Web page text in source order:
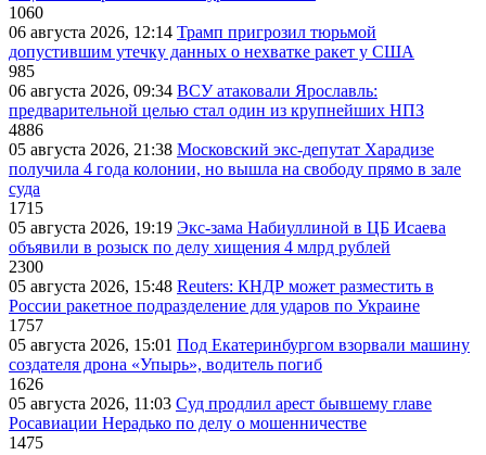
1060
06 августа 2026, 12:14 Трамп пригрозил тюрьмой
допустившим утечку данных о нехватке ракет у США
985
06 августа 2026, 09:34 ВСУ атаковали Ярославль:
предварительной целью стал один из крупнейших НПЗ
4886
05 августа 2026, 21:38 Московский экс-депутат Харадизе
получила 4 года колонии, но вышла на свободу прямо в зале
суда
1715
05 августа 2026, 19:19 Экс-зама Набиуллиной в ЦБ Исаева
объявили в розыск по делу хищения 4 млрд рублей
2300
05 августа 2026, 15:48 Reuters: КНДР может разместить в
России ракетное подразделение для ударов по Украине
1757
05 августа 2026, 15:01 Под Екатеринбургом взорвали машину
создателя дрона «Упырь», водитель погиб
1626
05 августа 2026, 11:03 Суд продлил арест бывшему главе
Росавиации Нерадько по делу о мошенничестве
1475